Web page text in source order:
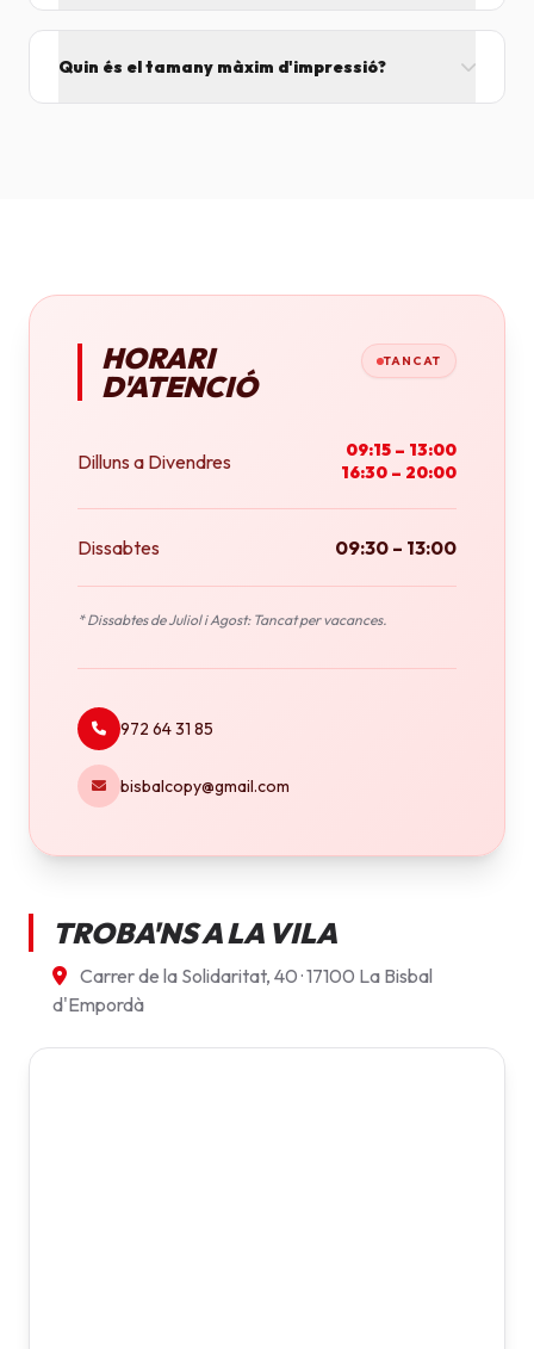
Quin és el tamany màxim d'impressió?
HORARI
D'ATENCIÓ
TANCAT
Dilluns a Divendres
09:15 – 13:00
16:30 – 20:00
Dissabtes 09:30 – 13:00
* Dissabtes de Juliol i Agost: Tancat per vacances.
972 64 31 85
bisbalcopy@gmail.com
TROBA'NS A LA VILA
Carrer de la Solidaritat, 40 · 17100 La Bisbal
d'Empordà